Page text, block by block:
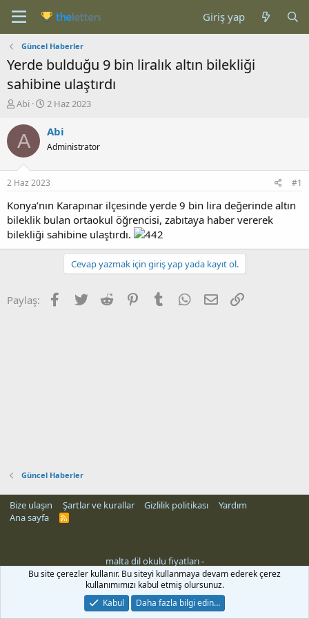
Giriş yap
Güncel Haberler
Yerde bulduğu 9 bin liralık altın bilekliği
sahibine ulaştırdı
K
n
b
u
u
b
a
ş
l
a
t
Abi
B
ş
a
g
ı
ç
a
r
i
2 Haz 2023
A Abi
Administrator
2 Haz 2023 #1
Konya’nın Karapınar ilçesinde yerde 9 bin lira değerinde altın
bileklik bulan ortaokul öğrencisi, zabıtaya haber vererek
bilekliği sahibine ulaştırdı.
Cevap yazmak için giriş yap yada kayıt ol.
Paylaş: Facebook
Twitter Reddit PinterestTumblr WhatsApp
E-posta
Güncel Haberler
Bize ulaşın Şartlar ve kurallar Gizlilik politikası
Yardım
Ana sayfa
R
malta dil okulu fiyatları-
Bu site çerezler kullanır. Bu siteyi kullanmaya devam ederek çerez
kullanımımızı kabul etmiş olursunuz.
Kabul
Daha fazla bilgi edin…